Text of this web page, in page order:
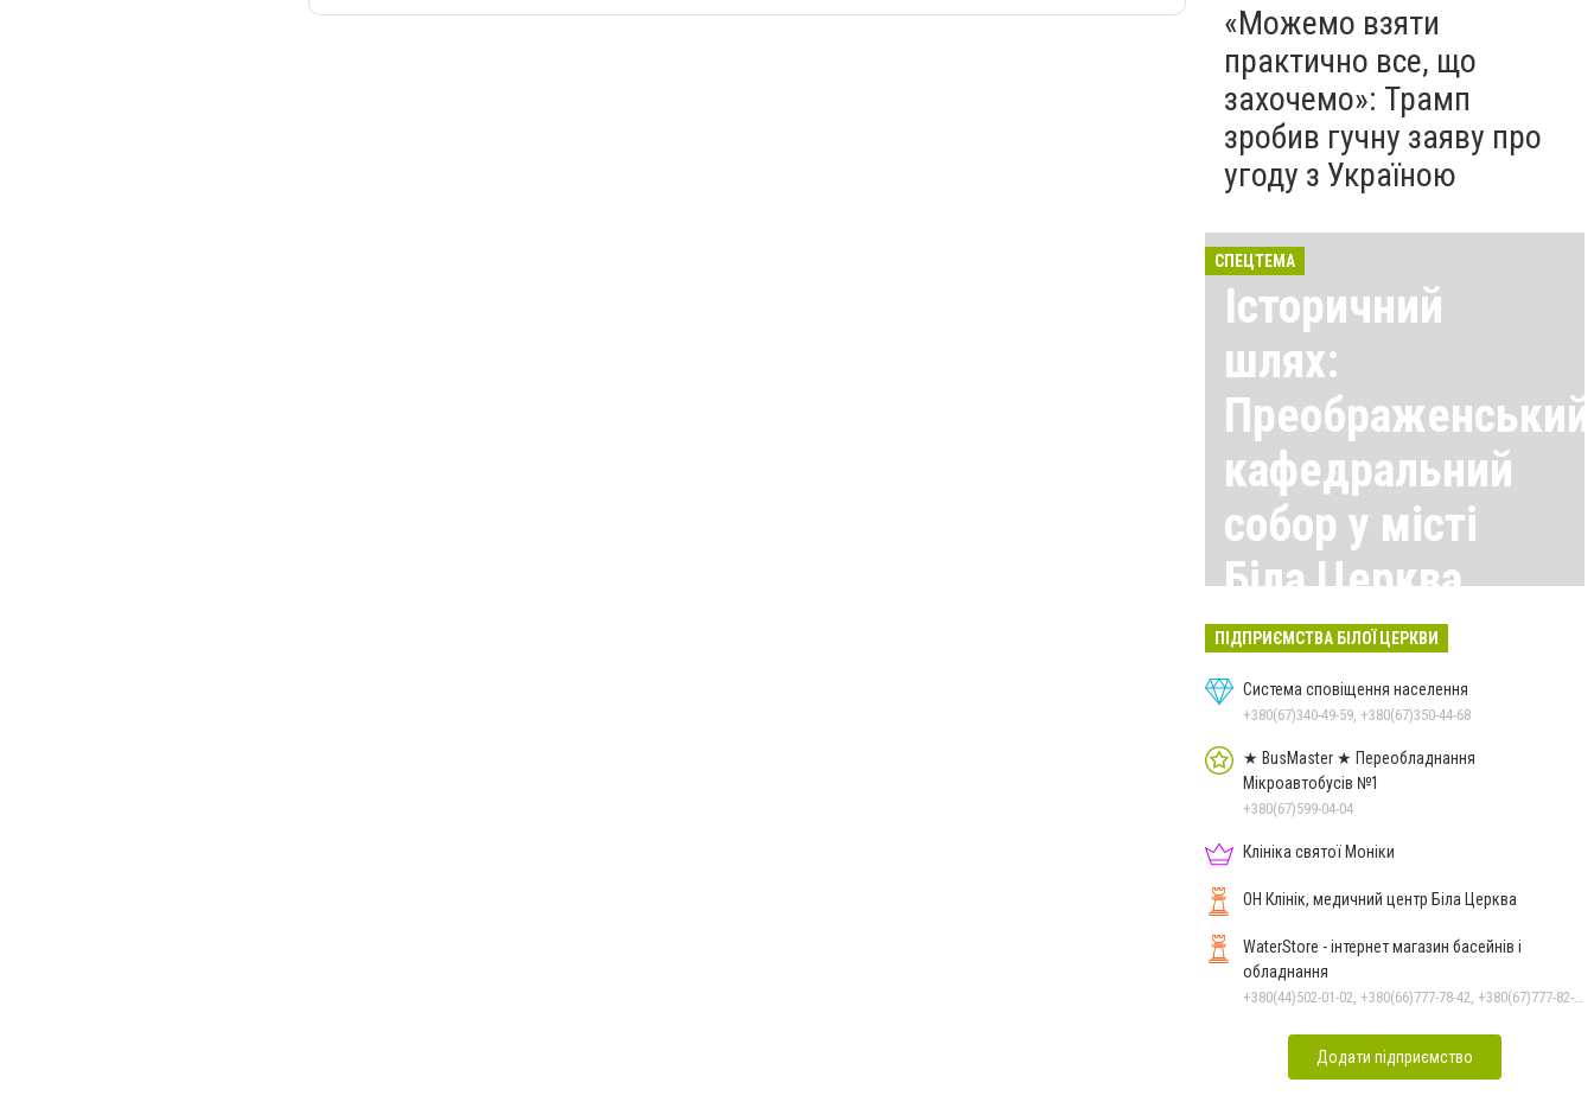
«Можемо взяти
практично все, що
захочемо»: Трамп
зробив гучну заяву про
угоду з Україною
СПЕЦТЕМА
Історичний
шлях:
Преображенський
кафедральний
собор у місті
Біла Церква
Всі матеріали тут
ПІДПРИЄМСТВА БІЛОЇ ЦЕРКВИ
Система сповіщення населення
+380(67)340-49-59, +380(67)350-44-68
★ BusMaster ★ Переобладнання
Мікроавтобусів №1
+380(67)599-04-04
Клініка святої Моніки
ОН Клінік, медичний центр Біла Церква
WaterStore - інтернет магазин басейнів і
обладнання
Додати підприємство